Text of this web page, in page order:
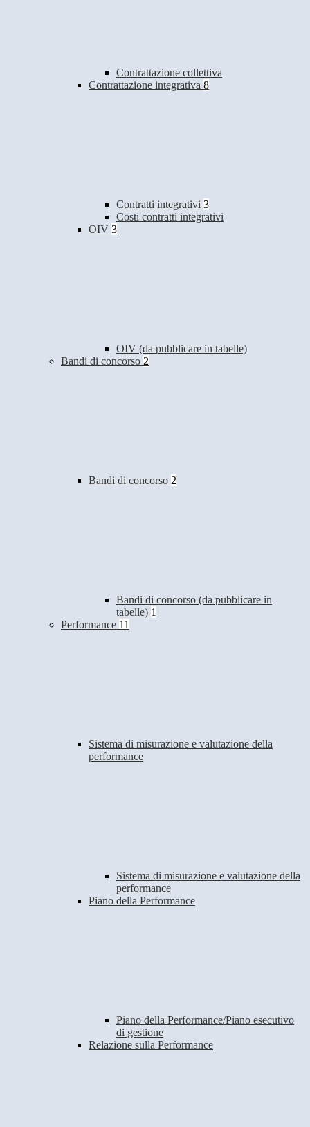
Contrattazione collettiva
Contrattazione integrativa 8
Contratti integrativi 3
Costi contratti integrativi
OIV 3
OIV (da pubblicare in tabelle)
Bandi di concorso 2
Bandi di concorso 2
Bandi di concorso (da pubblicare in
tabelle) 1
Performance 11
Sistema di misurazione e valutazione della
performance
Sistema di misurazione e valutazione della
performance
Piano della Performance
Piano della Performance/Piano esecutivo
di gestione
Relazione sulla Performance